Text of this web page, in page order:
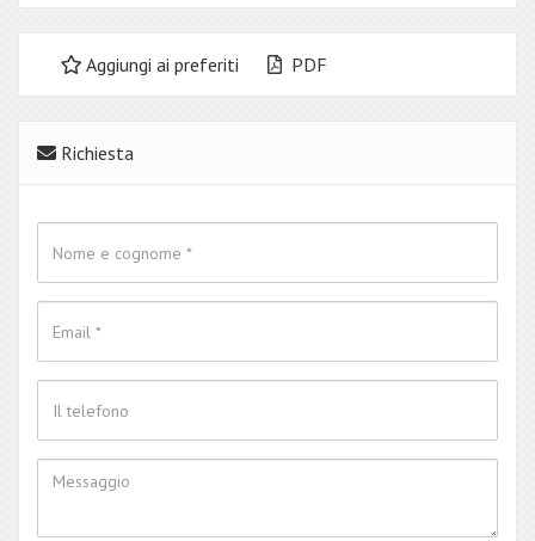
Aggiungi ai preferiti PDF
Richiesta